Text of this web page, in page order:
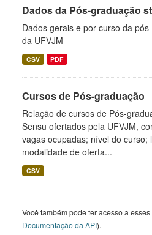
Dados da Pós-graduação
Dados gerais e por curso da
da UFVJM
CSV PDF
Cursos de Pós-graduação
Relação de cursos de Pós-
Sensu ofertados pela UFVJM,
vagas ocupadas; nível do curso;
modalidade de oferta...
CSV
Você também pode ter acesso a
Documentação da API).